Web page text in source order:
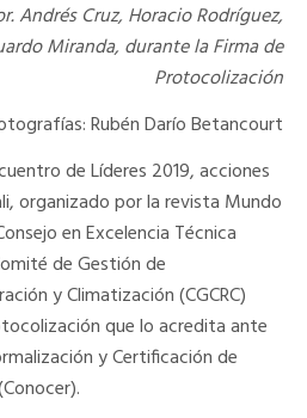
Andrés Cruz, Horacio Rodríguez,
Miranda, durante la Firma de
Protocolización
Rubén Darío Betancourt
de Líderes 2019, acciones
organizado por la revista Mundo
en Excelencia Técnica
de Gestión de
y Climatización (CGCRC)
que lo acredita ante
y Certificación de